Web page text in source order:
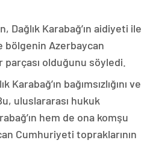
Dağlık Karabağ’ın aidiyeti ile
Azerbaycan
parçası olduğunu söyledi.
Karabağ’ın bağımsızlığını ve
uluslararası hukuk
hem de ona komşu
Cumhuriyeti topraklarının